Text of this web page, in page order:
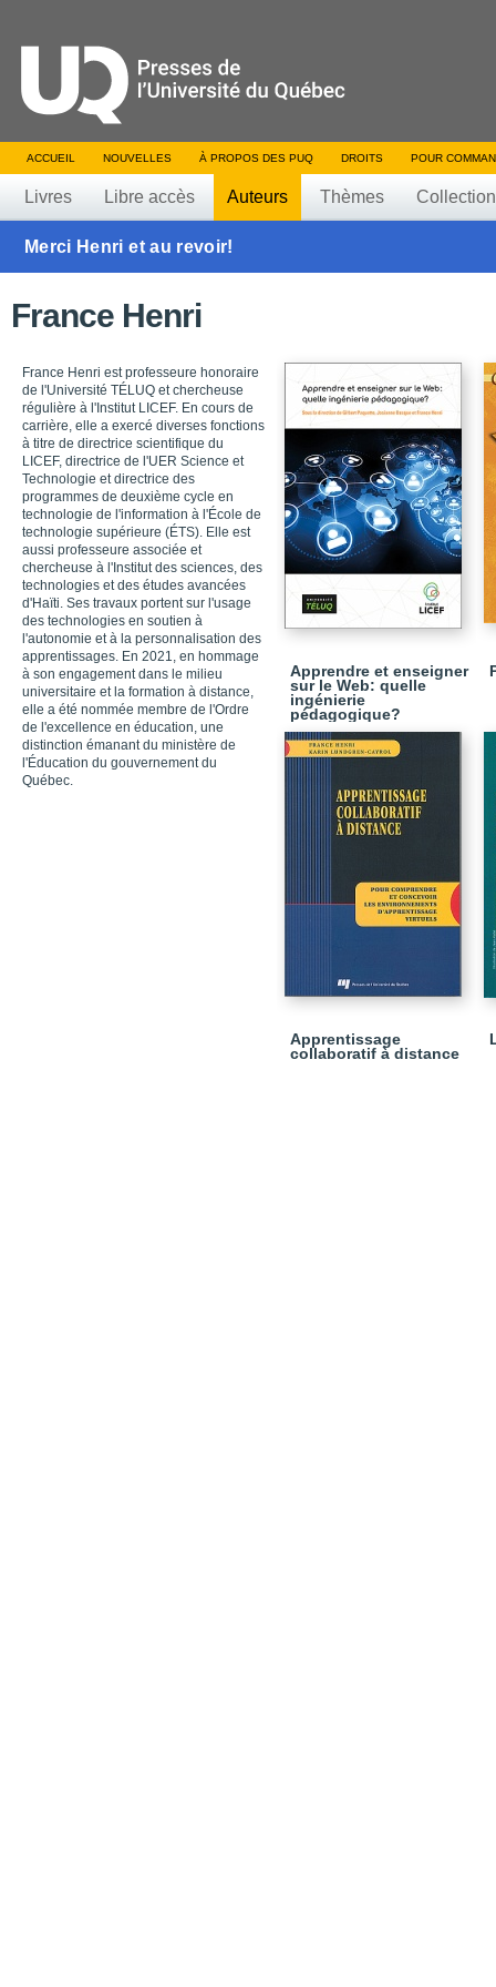
ACCUEIL NOUVELLES À PROPOS DES PUQ DROITS POUR
Livres Libre accès Auteurs Thèmes
Merci Henri et au revoir!
France Henri
France Henri est professeure honoraire
de l'Université TÉLUQ et chercheuse
régulière à l'Institut LICEF. En cours de
carrière, elle a exercé diverses fonctions
à titre de directrice scientifique du
LICEF, directrice de l'UER Science et
Technologie et directrice des
programmes de deuxième cycle en
technologie de l'information à l'École de
technologie supérieure (ÉTS). Elle est
aussi professeure associée et
chercheuse à l'Institut des sciences, des
technologies et des études avancées
d'Haïti. Ses travaux portent sur l'usage
des technologies en soutien à
l'autonomie et à la personnalisation des
apprentissages. En 2021, en hommage
à son engagement dans le milieu
universitaire et la formation à distance,
elle a été nommée membre de l'Ordre
de l'excellence en éducation, une
distinction émanant du ministère de
l'Éducation du gouvernement du
Québec.
Apprendre et enseigner
sur le Web: quelle
ingénierie
pédagogique?
Apprentissage
collaboratif à distance